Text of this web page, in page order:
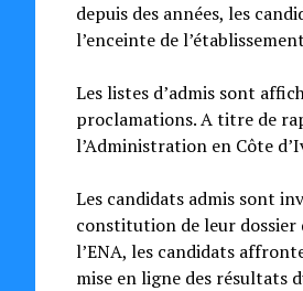
depuis des années, les
l’enceinte de
Les listes d’admis sont
proclamations. A titre de
l’Administration en Côte
Les candidats admis sont
constitution de leur dossier
l’ENA, les candidats
mise en ligne des résultats